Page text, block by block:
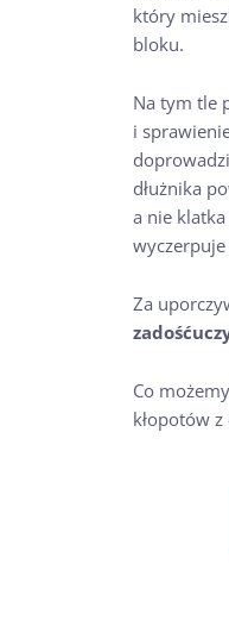
który
bloku.
Na tym tle
i
dłużnika
a nie
Za
Co
kłopotów